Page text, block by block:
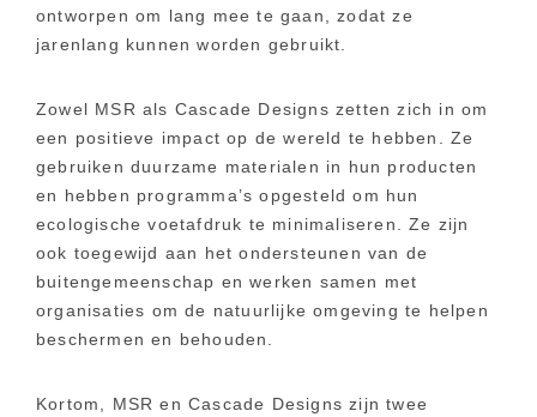
ontworpen om lang mee te gaan, zodat ze
jarenlang kunnen worden gebruikt.
Zowel MSR als Cascade Designs zetten zich in om
een positieve impact op de wereld te hebben. Ze
gebruiken duurzame materialen in hun producten
en hebben programma’s opgesteld om hun
ecologische voetafdruk te minimaliseren. Ze zijn
ook toegewijd aan het ondersteunen van de
buitengemeenschap en werken samen met
organisaties om de natuurlijke omgeving te helpen
beschermen en behouden.
Kortom, MSR en Cascade Designs zijn twee